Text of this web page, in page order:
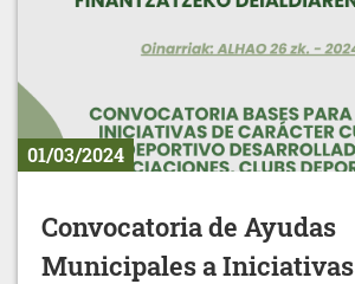
01/03/2024
Convocatoria de Ayudas
Municipales a Iniciativas